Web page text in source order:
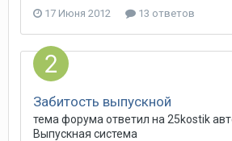
17 Июня 2012 13 ответов
Забитость выпускной
тема форума ответил на 25kostik
Выпускная система